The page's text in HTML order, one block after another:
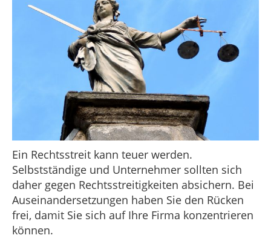
Ein Rechtsstreit kann teuer werden.
Selbstständige und Unternehmer sollten sich
daher gegen Rechtsstreitigkeiten absichern. Bei
Auseinandersetzungen haben Sie den Rücken
frei, damit Sie sich auf Ihre Firma konzentrieren
können.